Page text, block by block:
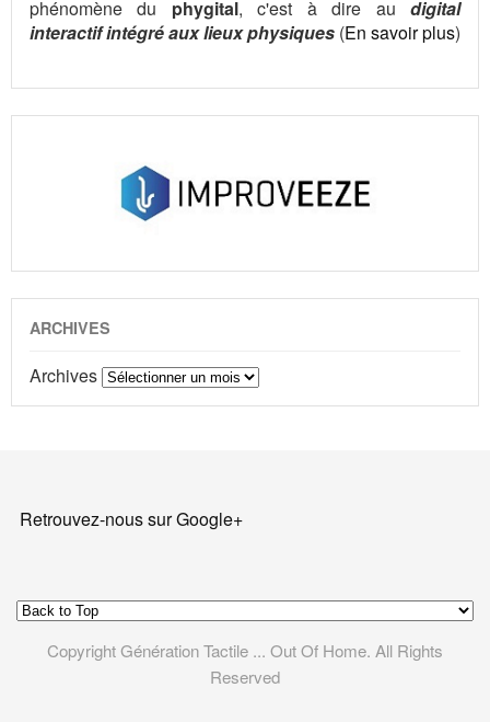
phénomène du phygital, c'est à dire audigital
interactif intégré aux lieux physiques (En savoir plus)
ARCHIVES
Archives
Retrouvez-nous sur Google+
Copyright Génération Tactile ... Out Of Home. All Rights
Reserved